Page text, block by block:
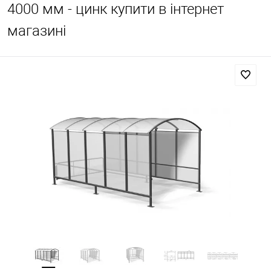
4000 мм - цинк купити в інтернет
магазині